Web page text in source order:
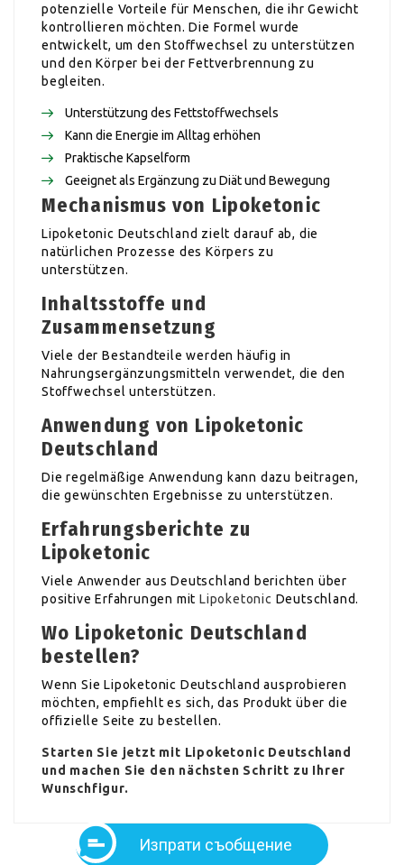
potenzielle Vorteile für Menschen, die ihr Gewicht
kontrollieren möchten. Die Formel wurde
entwickelt, um den Stoffwechsel zu unterstützen
und den Körper bei der Fettverbrennung zu
begleiten.
Unterstützung des Fettstoffwechsels
Kann die Energie im Alltag erhöhen
Praktische Kapselform
Geeignet als Ergänzung zu Diät und Bewegung
Mechanismus von Lipoketonic
Lipoketonic Deutschland zielt darauf ab, die
natürlichen Prozesse des Körpers zu
unterstützen.
Inhaltsstoffe und
Zusammensetzung
Viele der Bestandteile werden häufig in
Nahrungsergänzungsmitteln verwendet, die den
Stoffwechsel unterstützen.
Anwendung von Lipoketonic
Deutschland
Die regelmäßige Anwendung kann dazu beitragen,
die gewünschten Ergebnisse zu unterstützen.
Erfahrungsberichte zu
Lipoketonic
Viele Anwender aus Deutschland berichten über
positive Erfahrungen mitLipoketonic Deutschland.
Wo Lipoketonic Deutschland
bestellen?
Wenn Sie Lipoketonic Deutschland ausprobieren
möchten, empfiehlt es sich, das Produkt über die
offizielle Seite zu bestellen.
Starten Sie jetzt mit Lipoketonic Deutschland
und machen Sie den nächsten Schritt zu Ihrer
Wunschfigur.
Изпрати съобщение